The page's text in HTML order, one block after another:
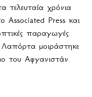
τελευταία χρόνια
Associated Press και
παραγωγές.
Λαπόρτα μοιράστηκε
του Αφγανιστάν.